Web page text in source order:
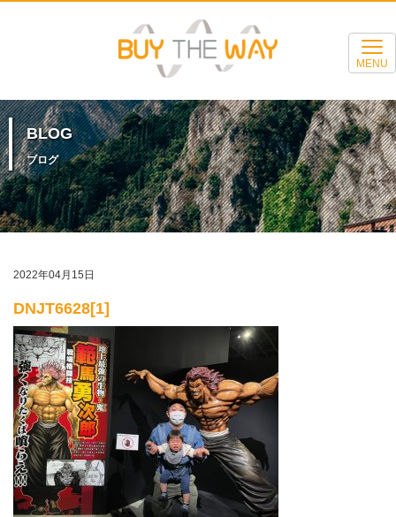
MENU
BLOG
ブログ
2022年04月15日
DNJT6628[1]